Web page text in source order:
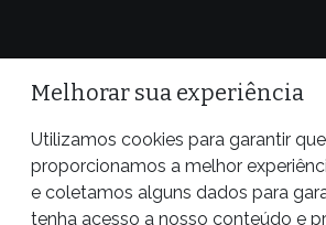
Melhorar sua experiência
Utilizamos cookies para garantir
proporcionamos a melhor
e coletamos alguns dados para
tenha acesso a nosso conteúdo e